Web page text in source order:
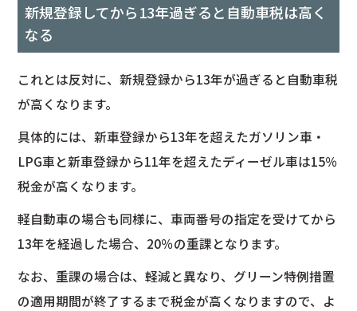
新規登録してから13年過ぎると自動車税は高く
なる
これとは反対に、新規登録から13年が過ぎると自動車税
が高くなります。
具体的には、新車登録から13年を超えたガソリン車・
LPG車と新車登録から11年を超えたディーゼル車は15％
税金が高くなります。
軽自動車の場合も同様に、車両番号の指定を受けてから
13年を経過した場合、20％の重課となります。
なお、重課の場合は、軽減と異なり、グリーン特例措置
の適用期間が終了するまで税金が高くなりますので、よ